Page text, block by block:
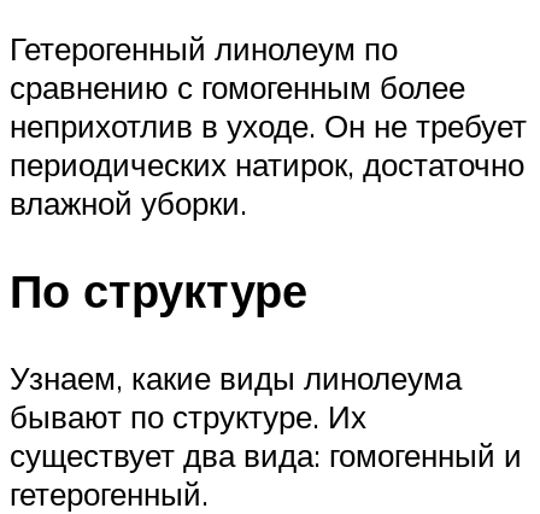
Гетерогенный линолеум по
сравнению с гомогенным более
неприхотлив в уходе. Он не требует
периодических натирок, достаточно
влажной уборки.
По структуре
Узнаем, какие виды линолеума
бывают по структуре. Их
существует два вида: гомогенный и
гетерогенный.